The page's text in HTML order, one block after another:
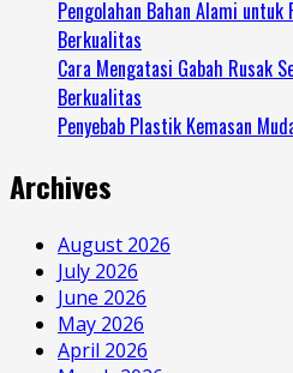
Pengolahan Bahan Alami untuk
Berkualitas
Cara Mengatasi Gabah Rusak
Berkualitas
Penyebab Plastik Kemasan
Archives
August 2026
July 2026
June 2026
May 2026
April 2026